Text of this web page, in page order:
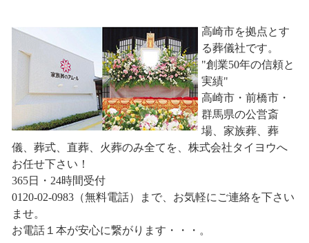
高崎市を拠点とす
る葬儀社です。
"創業50年の信頼と
実績"
高崎市・前橋市・
群馬県の公営斎
場、家族葬、葬
儀、葬式、直葬、火葬のみ全てを、株式会社タイヨウへ
お任せ下さい！
365日・24時間受付
0120-02-0983（無料電話）まで、お気軽にご連絡を下さい
ませ。
お電話１本が安心に繋がります・・・。